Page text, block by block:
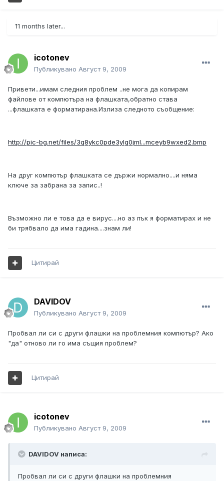
11 months later...
icotonev
Публикувано Август 9, 2009
Привети...имам следния проблем ..не мога да копирам
файлове от компютъра на флашката,обратно става
...флашката е форматирана.Излиза следното съобщение:
http://pic-bg.net/files/3q8ykc0pde3ylg0jml...mceyb9wxed2.bmp
На друг компютър флашката се държи нормално....и няма
ключе за забрана за запис..!
Възможно ли е това да е вирус....но аз пък я форматирах и не
би трябвало да има гадина....знам ли!
Цитирай
DAVIDOV
Публикувано Август 9, 2009
Пробвал ли си с други флашки на проблемния компютър? Ако
"да" отново ли го има същия проблем?
Цитирай
icotonev
Публикувано Август 9, 2009
DAVIDOV написа:
Пробвал ли си с други флашки на проблемния